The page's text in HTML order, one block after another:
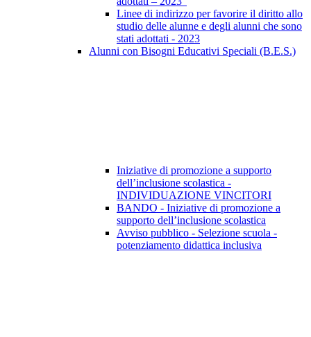
Linee di indirizzo per favorire il diritto allo
studio delle alunne e degli alunni che sono
stati adottati - 2023
Alunni con Bisogni Educativi Speciali (B.E.S.)
Iniziative di promozione a supporto
dell’inclusione scolastica -
INDIVIDUAZIONE VINCITORI
BANDO - Iniziative di promozione a
supporto dell’inclusione scolastica
Avviso pubblico - Selezione scuola -
potenziamento didattica inclusiva